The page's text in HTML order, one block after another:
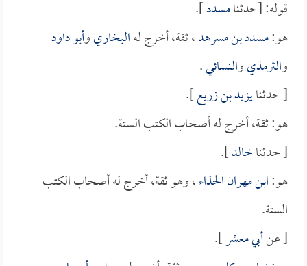
قوله: [حدثنامسدد].
هو:مسدد بن مسرهد، ثقة، أخرج لهالبخاريوأبو داود
والترمذيوالنسائي.
[ حدثنايزيد بن زريع].
هو: ثقة، أخرج له أصحاب الكتب الستة.
[ حدثناخالد].
هو:ابن مهران الحذاء، وهو ثقة، أخرج له أصحاب الكتب
الستة.
[ عنأبي معشر].